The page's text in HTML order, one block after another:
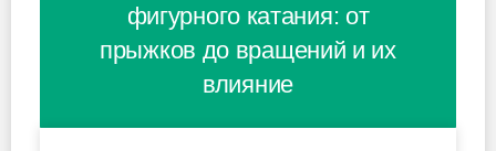
фигурного катания: от
прыжков до вращений и их
влияние